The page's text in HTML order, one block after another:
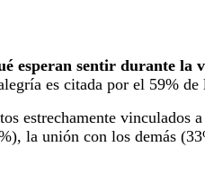
esperan sentir durante la
es citada por el 59% de
estrechamente
la unión con los demás